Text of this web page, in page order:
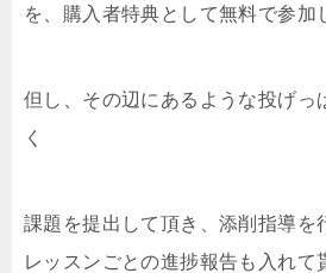
を、購入者特典として無料で参加
但し、その辺にあるような投げっ
く
課題を提出して頂き、添削指導を
レッスンごとの進捗報告も入れて